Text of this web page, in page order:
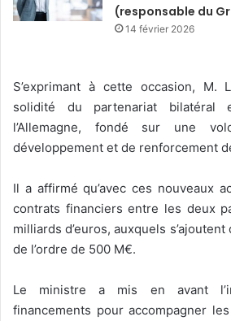
(responsable du
14 février 2026
S’exprimant à cette occasion, M.
solidité du partenariat
l’Allemagne, fondé sur une
développement et de renforcement
Il a affirmé qu’avec ces nouveaux
contrats financiers entre les deux
milliards d’euros, auxquels
de l’ordre de 500 M€.
Le ministre a mis en avant
financements pour accompagner